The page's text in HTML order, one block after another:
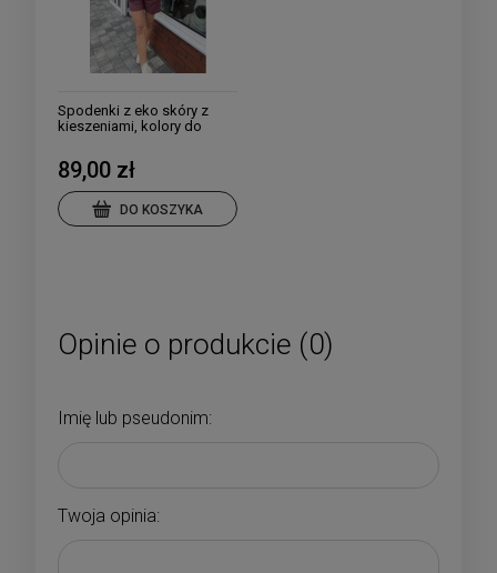
Spodenki z eko skóry z
kieszeniami, kolory do
89,00 zł
DO KOSZYKA
Opinie o produkcie (0)
Imię lub pseudonim:
Twoja opinia: